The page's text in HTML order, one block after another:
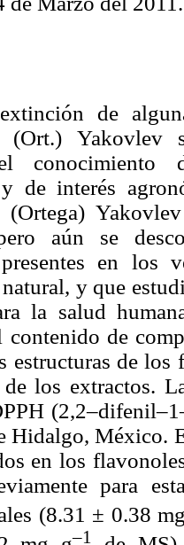
de
(Ort.) Yakovlev
conocimiento
y de interés
(Ortega)
aún se
en los
y que
la salud
contenido de
estructuras de
los extractos.
Hidalgo, México.
en los
para
(8.31 ± 0.38
–1